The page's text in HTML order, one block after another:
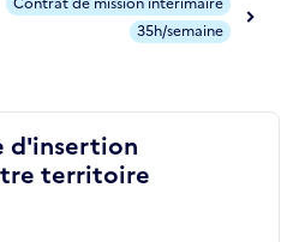
35h/semaine
d'insertion
territoire